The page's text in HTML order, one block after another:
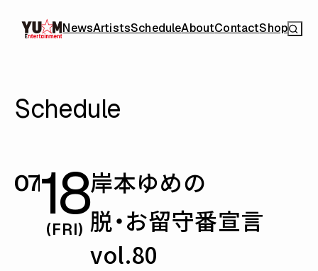
NewsArtistsScheduleAboutContactShop
Schedule
0718
(FRI)
岸本ゆめの
脱・お留守番宣言
vol.80